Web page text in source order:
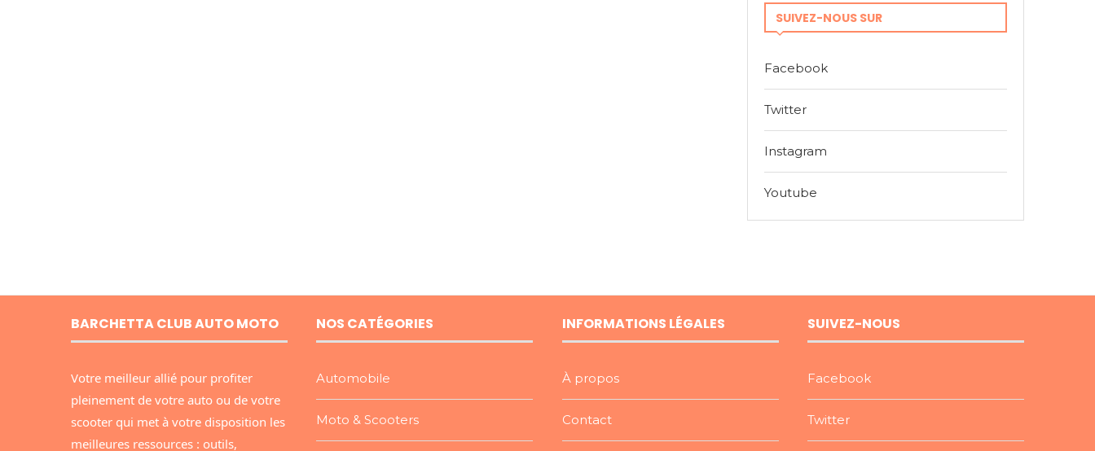
SUIVEZ-NOUS SUR
Facebook
Twitter
Instagram
Youtube
BARCHETTA CLUB AUTO MOTO
Votre meilleur allié pour profiter
pleinement de votre auto ou de votre
scooter qui met à votre disposition les
meilleures ressources : outils,
NOS CATÉGORIES
Automobile
Moto & Scooters
INFORMATIONS LÉGALES
À propos
Contact
SUIVEZ-NOUS
Facebook
Twitter